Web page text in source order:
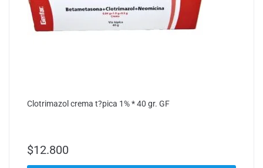
Clotrimazol crema t?pica 1% * 40 gr. GF
$12.800